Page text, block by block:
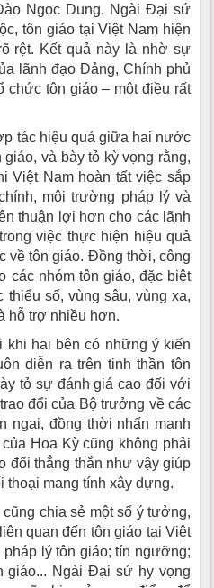
Ngọc Dung, Ngài Đại sứ
tôn giáo tại Việt Nam hiện
rệt. Kết quả này là nhờ sự
lãnh đạo Đảng, Chính phủ
chức tôn giáo – một điều rất
tác hiệu quả giữa hai nước
và bày tỏ kỳ vọng rằng,
Việt Nam hoàn tất việc sắp
môi trường pháp lý và
thuận lợi hơn cho các lãnh
việc thực hiện hiệu quả
về tôn giáo. Đồng thời, công
các nhóm tôn giáo, đặc biệt
thiểu số, vùng sâu, vùng xa,
hỗ trợ nhiều hơn.
hai bên có những ý kiến
diễn ra trên tinh thần tôn
tỏ sự đánh giá cao đối với
đổi của Bộ trưởng về các
ngại, đồng thời nhấn mạnh
Hoa Kỳ cũng không phải
đổi thẳng thắn như vậy giúp
thoại mang tính xây dựng.
chia sẻ một số ý tưởng,
quan đến tôn giáo tại Việt
pháp lý tôn giáo; tín ngưỡng;
giáo... Ngài Đại sứ hy vọng